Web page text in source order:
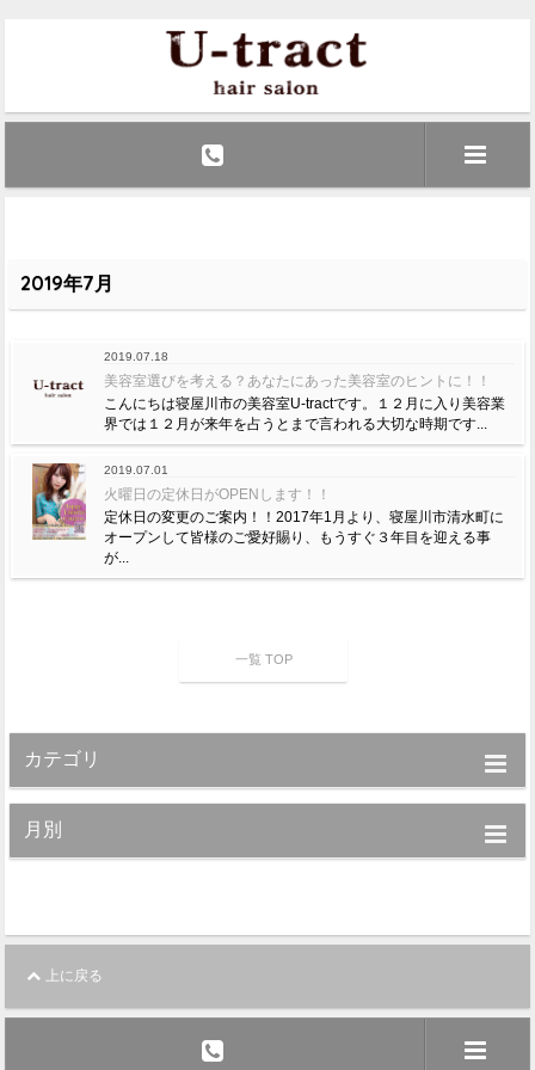
2019年7月
2019.07.18
美容室選びを考える？あなたにあった美容室のヒントに！！
こんにちは寝屋川市の美容室U-tractです。１２月に入り美容業
界では１２月が来年を占うとまで言われる大切な時期です...
2019.07.01
火曜日の定休日がOPENします！！
定休日の変更のご案内！！2017年1月より、寝屋川市清水町に
オープンして皆様のご愛好賜り、もうすぐ３年目を迎える事
が...
一覧 TOP
カテゴリ
月別
上に戻る